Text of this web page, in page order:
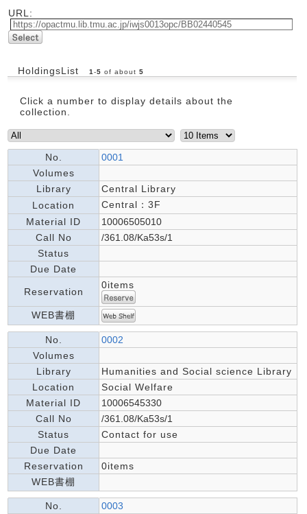
URL:
HoldingsList 1 -5 of about 5
Click a number to display details about the
collection.
No.
0001
Volumes
Library
Central Library
Location
Central：3F
Material ID
10006505010
Call No
/361.08/Ka53s/1
Status
Due Date
Reservation
0items
WEB書棚
No.
0002
Volumes
Library
Humanities and Social science Library
Location
Social Welfare
Material ID
10006545330
Call No
/361.08/Ka53s/1
Status
Contact for use
Due Date
Reservation
0items
WEB書棚
No.
0003